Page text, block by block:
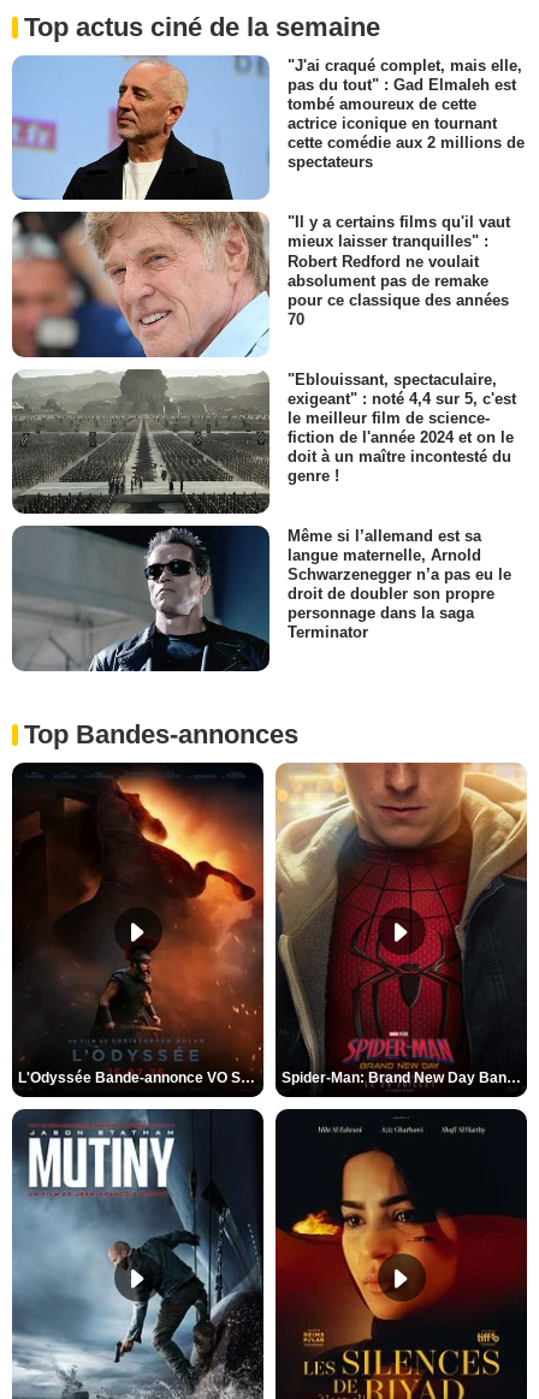
Top actus ciné de la semaine
"J'ai craqué complet, mais elle,
pas du tout" : Gad Elmaleh est
tombé amoureux de cette
actrice iconique en tournant
cette comédie aux 2 millions de
spectateurs
"Il y a certains films qu'il vaut
mieux laisser tranquilles" :
Robert Redford ne voulait
absolument pas de remake
pour ce classique des années
70
"Eblouissant, spectaculaire,
exigeant" : noté 4,4 sur 5, c'est
le meilleur film de science-
fiction de l'année 2024 et on le
doit à un maître incontesté du
genre !
Même si l’allemand est sa
langue maternelle, Arnold
Schwarzenegger n’a pas eu le
droit de doubler son propre
personnage dans la saga
Terminator
Top Bandes-annonces
L'Odyssée Bande-annonce VO STFR Spider-Man: Brand New Day Bande-annonce VO STFR